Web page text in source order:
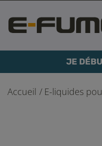
JE
Accueil E-liquides